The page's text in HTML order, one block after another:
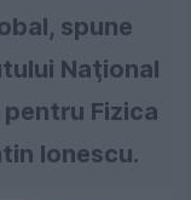
spune
Naţional
Fizica
Ionescu.